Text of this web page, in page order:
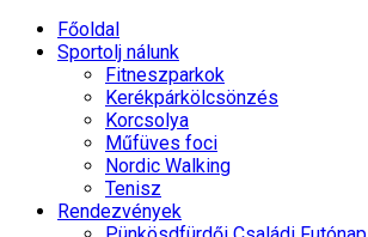
Főoldal
Sportolj nálunk
Fitneszparkok
Kerékpárkölcsönzés
Korcsolya
Műfüves foci
Nordic Walking
Tenisz
Rendezvények